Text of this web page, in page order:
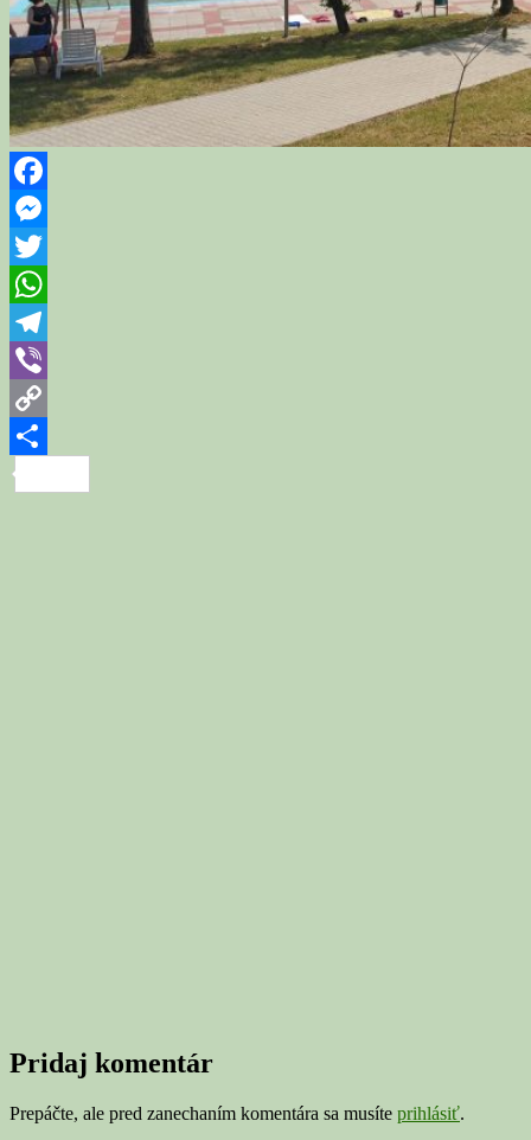
Facebook
Messenger
Twitter
WhatsApp
Telegram
Viber
Copy
Link
Pridaj komentár
Prepáčte, ale pred zanechaním komentára sa musíte prihlásiť.